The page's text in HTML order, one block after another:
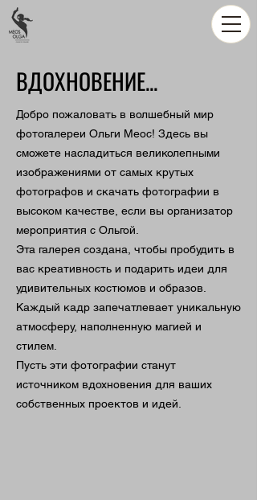
ВДОХНОВЕНИЕ...
Добро пожаловать в волшебный мир
фотогалереи Ольги Меос! Здесь вы
сможете насладиться великолепными
изображениями от самых крутых
фотографов и скачать фотографии в
высоком качестве, если вы организатор
мероприятия с Ольгой.
Эта галерея создана, чтобы пробудить в
вас креативность и подарить идеи для
удивительных костюмов и образов.
Каждый кадр запечатлевает уникальную
атмосферу, наполненную магией и
стилем.
Пусть эти фотографии станут
источником вдохновения для ваших
собственных проектов и идей.